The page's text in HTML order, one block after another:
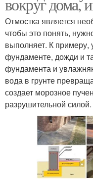
вокруг дома,
Отмостка является
чтобы это понять,
выполняет. К примеру,
фундаменте, дожди и
фундамента и
вода в грунте
создает морозное
разрушительной силой.